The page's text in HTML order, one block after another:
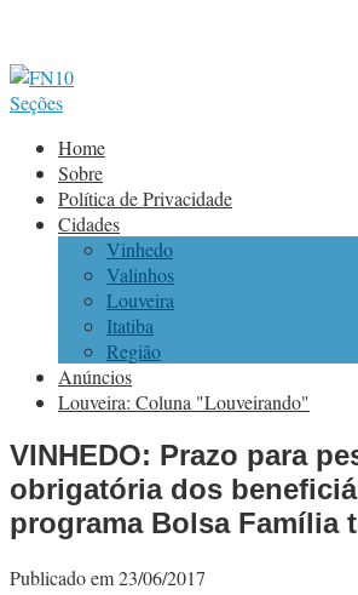
Seções
Home
Sobre
Política de Privacidade
Cidades
Vinhedo
Valinhos
Louveira
Itatiba
Região
Anúncios
Louveira: Coluna "Louveirando"
VINHEDO: Prazo para
obrigatória dos
programa Bolsa Família
Publicado em 23/06/2017